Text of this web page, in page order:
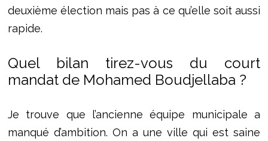
deuxième élection mais pas à ce qu’elle soit aussi
rapide.
Quel bilan tirez-vous du court
mandat de Mohamed Boudjellaba ?
Je trouve que l’ancienne équipe municipale a
manqué d’ambition. On a une ville qui est saine